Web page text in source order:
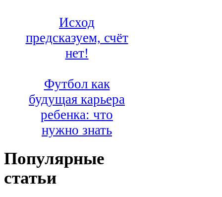
Исход
предсказуем, счёт
нет!
Футбол как
будущая карьера
ребенка: что
нужно знать
Популярные
статьи